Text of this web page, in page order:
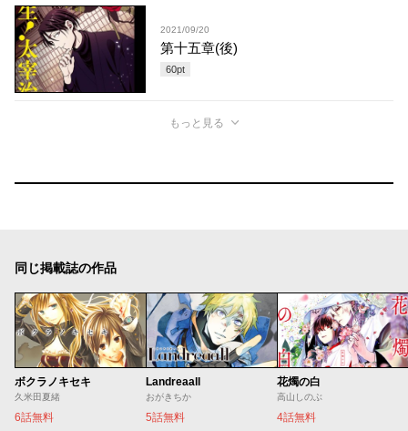
2021/09/20
第十五章(後)
60pt
もっと見る
同じ掲載誌の作品
ボクラノキセキ
久米田夏緒
6話無料
Landreaall
おがきちか
5話無料
花燭の白
高山しのぶ
4話無料